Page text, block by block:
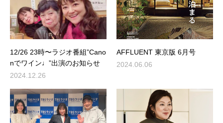
12/26 23時〜ラジオ番組”Cano
nでワイン♩”出演のお知らせ
2024.12.26
AFFLUENT 東京版 6月号
2024.06.06